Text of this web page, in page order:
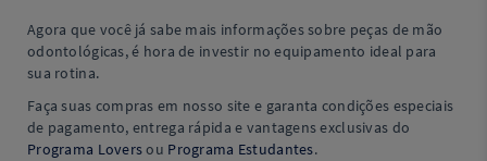
Agora que você já sabe mais informações sobre peças de mão
odontológicas, é hora de investir no equipamento ideal para
sua rotina.
Faça suas compras em nosso site e garanta condições especiais
de pagamento, entrega rápida e vantagens exclusivas do
Programa Loversou Programa Estudantes.